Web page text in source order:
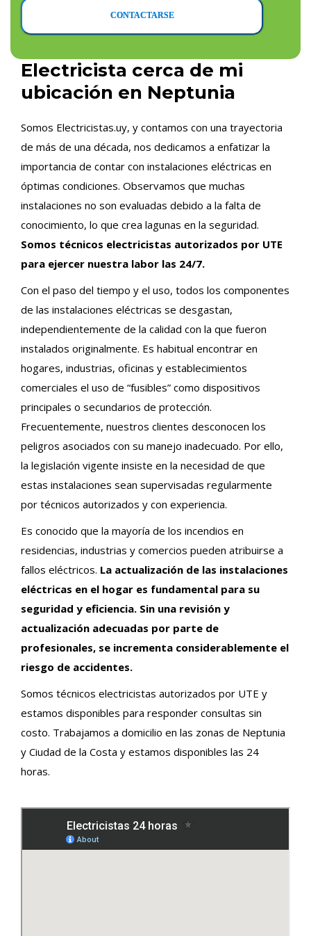
CONTACTARSE
Electricista cerca de mi
ubicación en Neptunia
Somos Electricistas.uy, y contamos con una trayectoria
de más de una década, nos dedicamos a enfatizar la
importancia de contar con instalaciones eléctricas en
óptimas condiciones. Observamos que muchas
instalaciones no son evaluadas debido a la falta de
conocimiento, lo que crea lagunas en la seguridad.
Somos técnicos electricistas autorizados por UTE
para ejercer nuestra labor las 24/7.
Con el paso del tiempo y el uso, todos los componentes
de las instalaciones eléctricas se desgastan,
independientemente de la calidad con la que fueron
instalados originalmente. Es habitual encontrar en
hogares, industrias, oficinas y establecimientos
comerciales el uso de “fusibles” como dispositivos
principales o secundarios de protección.
Frecuentemente, nuestros clientes desconocen los
peligros asociados con su manejo inadecuado. Por ello,
la legislación vigente insiste en la necesidad de que
estas instalaciones sean supervisadas regularmente
por técnicos autorizados y con experiencia.
Es conocido que la mayoría de los incendios en
residencias, industrias y comercios pueden atribuirse a
fallos eléctricos. La actualización de las instalaciones
eléctricas en el hogar es fundamental para su
seguridad y eficiencia. Sin una revisión y
actualización adecuadas por parte de
profesionales, se incrementa considerablemente el
riesgo de accidentes.
Somos técnicos electricistas autorizados por UTE y
estamos disponibles para responder consultas sin
costo. Trabajamos a domicilio en las zonas de Neptunia
y Ciudad de la Costa y estamos disponibles las 24
horas.